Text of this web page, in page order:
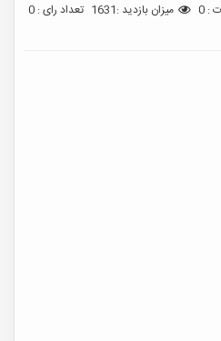
تعداد رای : 0 میزان بازدید :1631 : 0